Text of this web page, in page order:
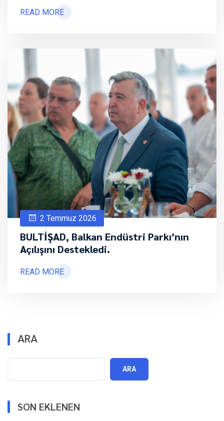
READ MORE
2 Temmuz 2026
BULTİŞAD, Balkan Endüstri Parkı’nın
Açılışını Destekledi.
READ MORE
ARA
ARA
SON EKLENEN